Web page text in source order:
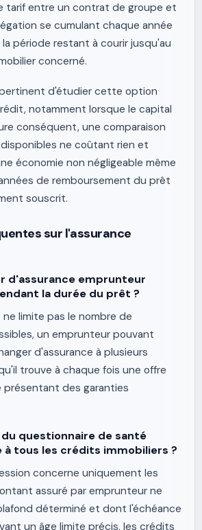
tarif entre un contrat de groupe et
se cumulant chaque année
période restant à courir jusqu'au
concerné.
d'étudier cette option
notamment lorsque le capital
conséquent, une comparaison
ne coûtant rien et
économie non négligeable même
de remboursement du prêt
souscrit.
sur l'assurance
d'assurance emprunteur
la durée du prêt ?
ne limite pas le nombre de
un emprunteur pouvant
d'assurance à plusieurs
trouve à chaque fois une offre
présentant des garanties
questionnaire de santé
à tous les crédits immobiliers ?
concerne uniquement les
assuré par emprunteur ne
déterminé et dont l'échéance
un âge limite précis, les crédits